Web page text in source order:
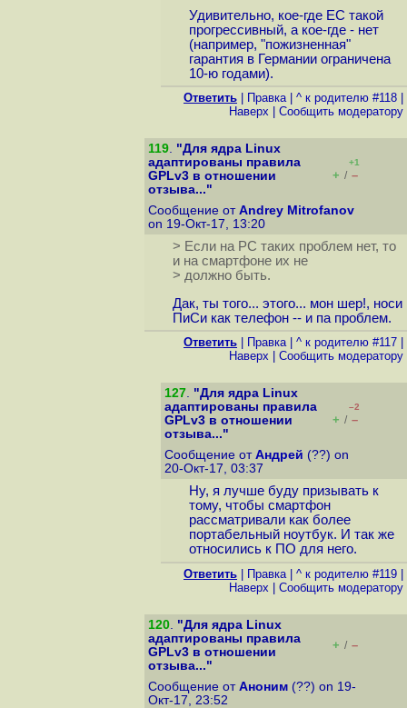
Удивительно, кое-где ЕС такой
прогрессивный, а кое-где - нет
(например, "пожизненная"
гарантия в Германии ограничена
10-ю годами).
Ответить Правка| ^ к родителю #118
Наверх
Cообщить модератору
119. "Для ядра Linux
адаптированы правила
GPLv3 в отношении
отзыва..."
+1
+ / –
Сообщение от Andrey Mitrofanov
on 19-Окт-17, 13:20
> Если на PC таких проблем нет, то
и на смартфоне их не
> должно быть.
Дак, ты того... этого... мон шер!, носи
ПиСи как телефон -- и па проблем.
Ответить Правка| ^ к родителю #117
Наверх
Cообщить модератору
127. "Для ядра Linux
адаптированы правила
GPLv3 в отношении
отзыва..."
–2
+ / –
Сообщение от Андрей (??) on
20-Окт-17, 03:37
Ну, я лучше буду призывать к
тому, чтобы смартфон
рассматривали как более
портабельный ноутбук. И так же
относились к ПО для него.
Ответить Правка| ^ к родителю #119
Наверх
Cообщить модератору
120. "Для ядра Linux
адаптированы правила
GPLv3 в отношении
отзыва..."
+ / –
Сообщение от Аноним (??) on 19-
Окт-17, 23:52